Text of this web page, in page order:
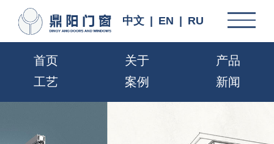
中文 | EN | RU
首页 关于
产品
工艺
案例 新闻